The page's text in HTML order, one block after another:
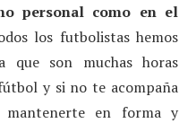
personal como en el
los futbolistas hemos
que son muchas horas
y si no te acompaña
en forma y